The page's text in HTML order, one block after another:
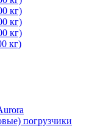
кг)
кг)
кг)
кг)
погрузчики